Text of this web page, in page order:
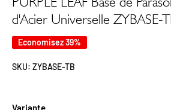
d'Acier Universelle ZYBASE-
Economisez 39%
SKU: ZYBASE-TB
Variante